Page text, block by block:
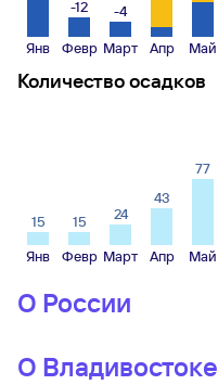
Янв
-12
Февр
-4
Март Апр Май
Количество осадков
15
Янв
15
Февр
24
Март
43
Апр
77
Май
О России
О Владивостоке